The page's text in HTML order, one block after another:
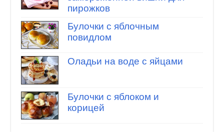
пирожков
Булочки с яблочным
повидлом
Оладьи на воде с яйцами
Булочки с яблоком и
корицей